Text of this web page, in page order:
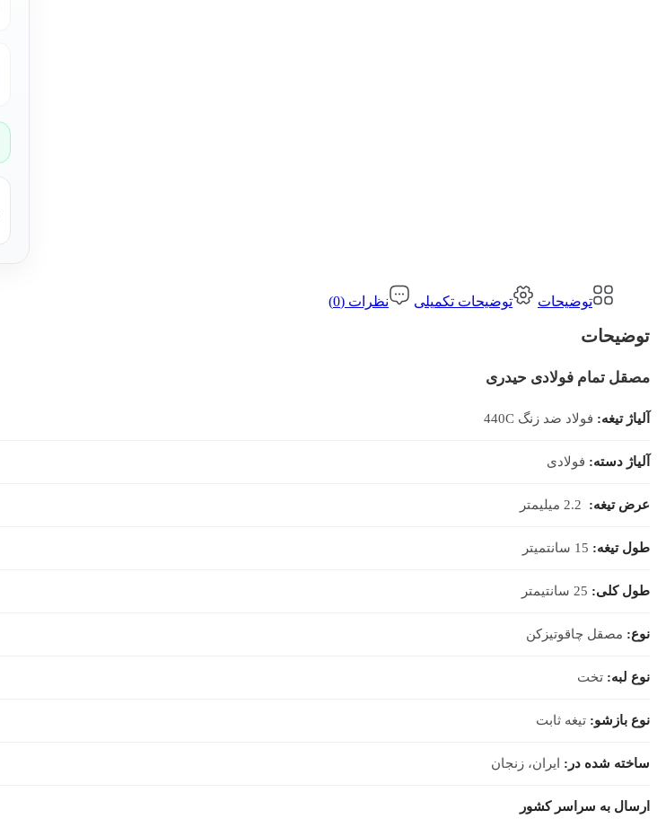
توضیحات توضیحات تکمیلی نظرات (0)
توضیحات
مصقل تمام فولادی حیدری
آلیاژ تیغه: فولاد ضد زنگ 440C
آلیاژ دسته: فولادی
عرض تیغه:
طول تیغه:
طول کلی:
نوع: مصقل چاقوتیزکن
نوع لبه: تخت
نوع بازشو: تیغه ثابت
ساخته شده در: ایران، زنجان
ارسال به سراسر کشور